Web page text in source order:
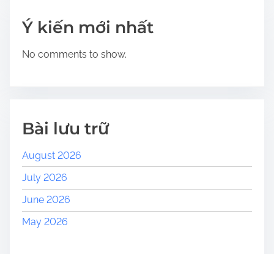
Ý kiến mới nhất
No comments to show.
Bài lưu trữ
August 2026
July 2026
June 2026
May 2026